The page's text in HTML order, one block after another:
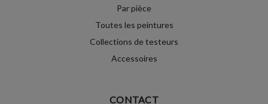
Par pièce
Toutes les peintures
Collections de testeurs
Accessoires
CONTACT